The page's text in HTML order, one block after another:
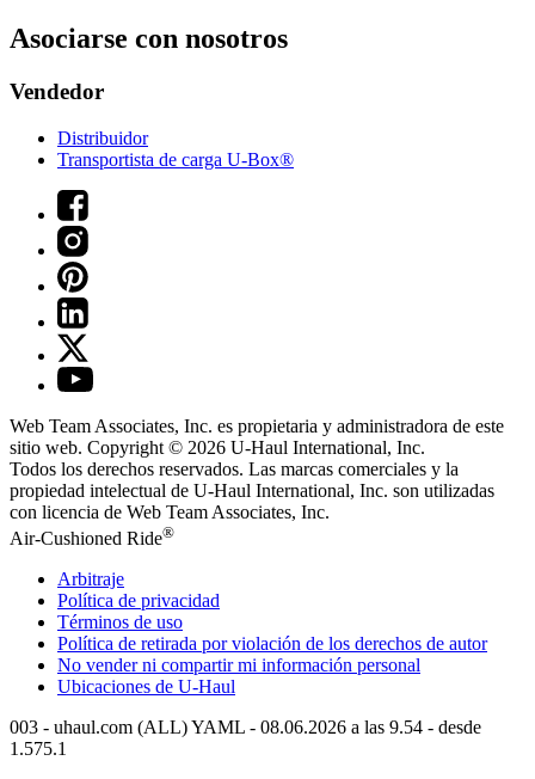
Asociarse con nosotros
Vendedor
Distribuidor
Transportista de carga U-Box®
Web Team Associates, Inc. es propietaria y administradora de este
sitio web. Copyright © 2026 U-Haul International, Inc.
Todos los derechos reservados. Las marcas comerciales y la
propiedad intelectual de U-Haul International, Inc. son utilizadas
con licencia de Web Team Associates, Inc.
Air-Cushioned Ride®
Arbitraje
Política de privacidad
Términos de uso
Política de retirada por violación de los derechos de autor
No vender ni compartir mi información personal
Ubicaciones de U-Haul
003 - uhaul.com (ALL) YAML - 08.06.2026 a las 9.54 - desde
1.575.1